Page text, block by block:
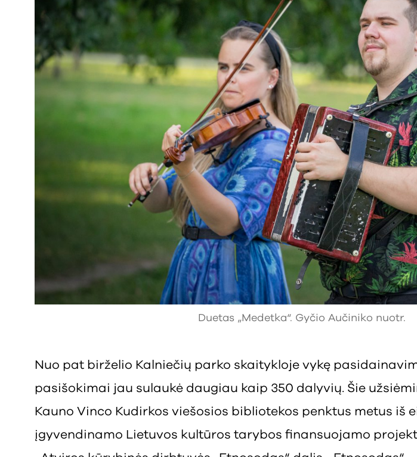
Duetas „Medetka“. Gyčio Aučiniko nuotr.
Nuo pat birželio Kalniečių parko skaitykloje vykę
pasišokimai jau sulaukė daugiau kaip 350 dalyvių. Šie
Kauno Vinco Kudirkos viešosios bibliotekos penktus metus iš
įgyvendinamo Lietuvos kultūros tarybos finansuojamo